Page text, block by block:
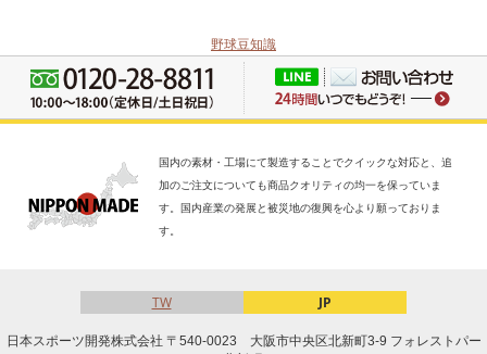
野球豆知識
国内の素材・工場にて製造することでクイックな対応と、追
加のご注文についても商品クオリティの均一を保っていま
す。国内産業の発展と被災地の復興を心より願っておりま
す。
TW JP
日本スポーツ開発株式会社 〒540-0023 大阪市中央区北新町3-9 フォレストパー